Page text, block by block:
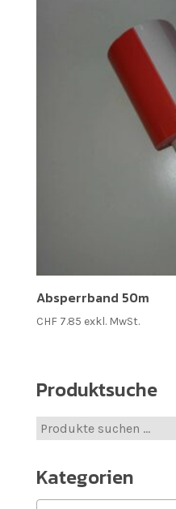
Absperrband 50m
CHF7.85 exkl. MwSt.
Produktsuche
Suche
nach:
Kategorien